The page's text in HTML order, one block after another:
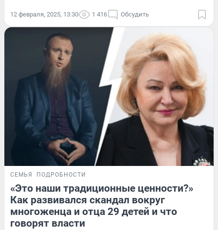
12 февраля, 2025, 13:30 1 416 Обсудить
СЕМЬЯ ПОДРОБНОСТИ
«Это наши традиционные ценности?»
Как развивался скандал вокруг
многоженца и отца 29 детей и что
говорят власти